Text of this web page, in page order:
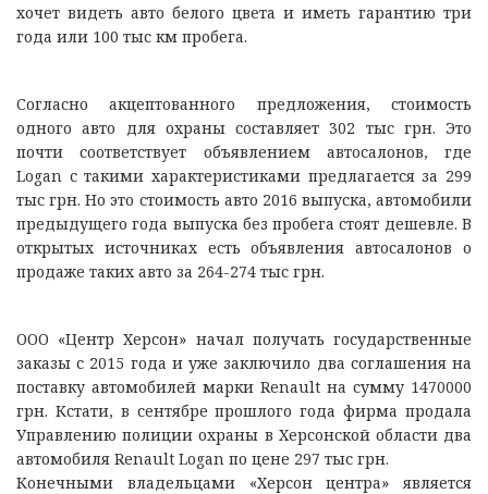
хочет видеть авто белого цвета и иметь гарантию три
года или 100 тыс км пробега.
Согласно акцептованного предложения, стоимость
одного авто для охраны составляет 302 тыс грн. Это
почти соответствует объявлением автосалонов, где
Logan с такими характеристиками предлагается за 299
тыс грн. Но это стоимость авто 2016 выпуска, автомобили
предыдущего года выпуска без пробега стоят дешевле. В
открытых источниках есть объявления автосалонов о
продаже таких авто за 264-274 тыс грн.
ООО «Центр Херсон» начал получать государственные
заказы с 2015 года и уже заключило два соглашения на
поставку автомобилей марки Renault на сумму 1470000
грн. Кстати, в сентябре прошлого года фирма продала
Управлению полиции охраны в Херсонской области два
автомобиля Renault Logan по цене 297 тыс грн.
Конечными владельцами «Херсон центра» является